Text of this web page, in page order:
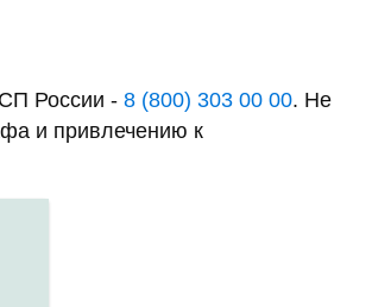
России - 8 (800) 303 00 00. Не
и привлечению к